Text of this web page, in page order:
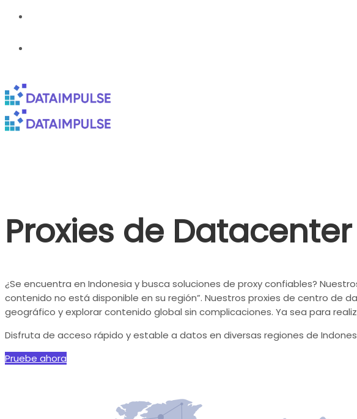
Proxies de
¿Se encuentra en Indonesia y busca soluciones de proxy confiables?
contenido no está disponible en su región”. Nuestros proxies de centro de
geográfico y explorar contenido global sin complicaciones. Ya sea para
Disfruta de acceso rápido y estable a datos en diversas regiones de
Pruebe ahora